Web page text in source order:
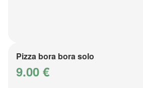
Pizza bora bora solo
9.00 €